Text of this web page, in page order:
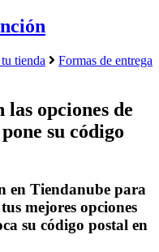
tienda
Formas de entrega
las opciones de
su código
en Tiendanube para
mejores opciones
su código postal en